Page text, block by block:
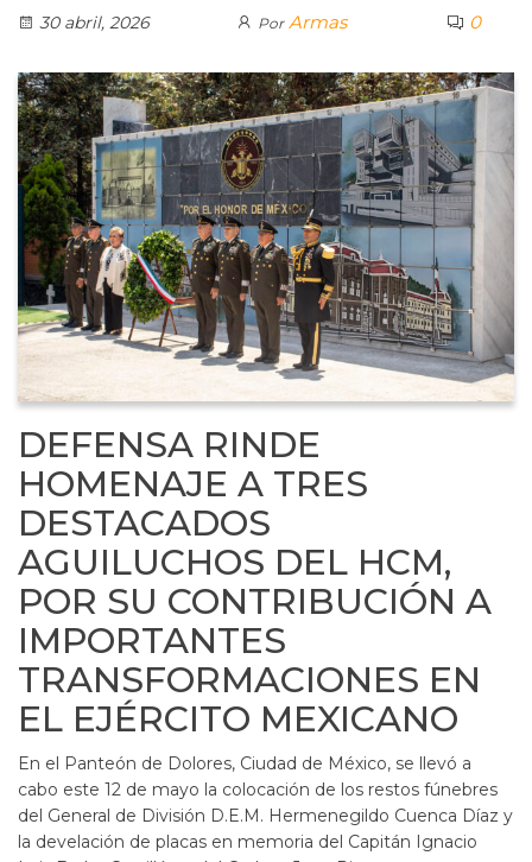
30 abril, 2026
Por Armas 0
DEFENSA RINDE
HOMENAJE A TRES
DESTACADOS
AGUILUCHOS DEL HCM,
POR SU CONTRIBUCIÓN A
IMPORTANTES
TRANSFORMACIONES EN
EL EJÉRCITO MEXICANO
En el Panteón de Dolores, Ciudad de México, se llevó a
cabo este 12 de mayo la colocación de los restos fúnebres
del General de División D.E.M. Hermenegildo Cuenca Díaz y
la develación de placas en memoria del Capitán Ignacio